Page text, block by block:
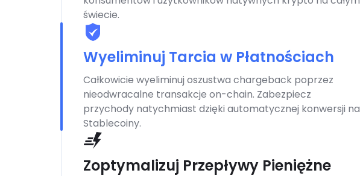
świecie.
Wyeliminuj Tarcia w Płatnościach
Całkowicie wyeliminuj oszustwa chargeback poprzez
nieodwracalne transakcje on-chain. Zabezpiecz
przychody natychmiast dzięki automatycznej konwersji na
Stablecoiny.
Zoptymalizuj Przepływy Pieniężne